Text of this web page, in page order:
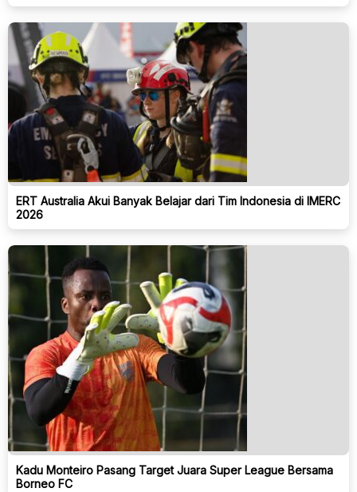
ERT Australia Akui Banyak Belajar dari Tim Indonesia di IMERC
2026
Kadu Monteiro Pasang Target Juara Super League Bersama
Borneo FC